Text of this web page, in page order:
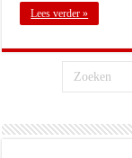
Lees verder »